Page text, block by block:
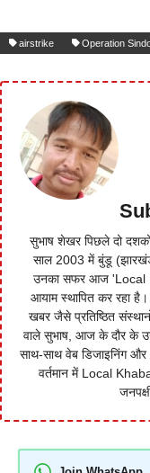
airstrike Operation
सुभाष शेखर पिछले दो
साल 2003 में बुंडू
उनका सफर आज 'Local
आयाम स्थापित कर रहा है।
खबर जैसे प्रतिष्ठित
वाले सुभाष, आज के दौर के
साथ-साथ वेब डिजाइनिंग
वर्तमान में Local